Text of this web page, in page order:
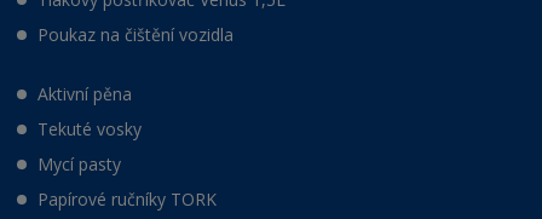
Poukaz na čištění vozidla
Aktivní pěna
Tekuté vosky
Mycí pasty
Papírové ručníky TORK